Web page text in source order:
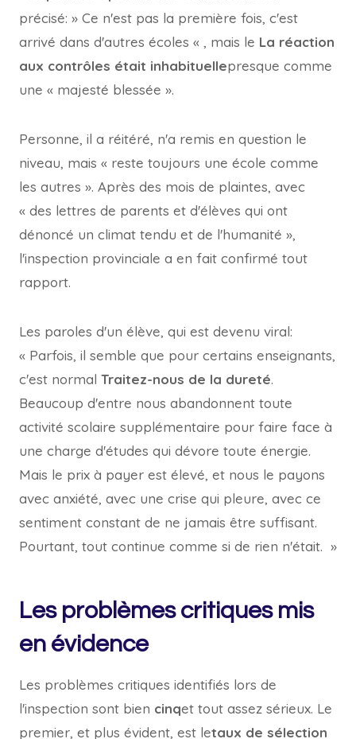
précisé: » Ce n'est pas la première fois, c'est
arrivé dans d'autres écoles « , mais le La réaction
aux contrôles était inhabituellepresque comme
une « majesté blessée ».
Personne, il a réitéré, n'a remis en question le
niveau, mais « reste toujours une école comme
les autres ». Après des mois de plaintes, avec
« des lettres de parents et d'élèves qui ont
dénoncé un climat tendu et de l'humanité »,
l'inspection provinciale a en fait confirmé tout
rapport.
Les paroles d'un élève, qui est devenu viral:
« Parfois, il semble que pour certains enseignants,
c'est normal Traitez-nous de la dureté.
Beaucoup d'entre nous abandonnent toute
activité scolaire supplémentaire pour faire face à
une charge d'études qui dévore toute énergie.
Mais le prix à payer est élevé, et nous le payons
avec anxiété, avec une crise qui pleure, avec ce
sentiment constant de ne jamais être suffisant.
Pourtant, tout continue comme si de rien n'était. »
Les problèmes critiques mis
en évidence
Les problèmes critiques identifiés lors de
l'inspection sont bien cinqet tout assez sérieux. Le
premier, et plus évident, est letaux de sélection